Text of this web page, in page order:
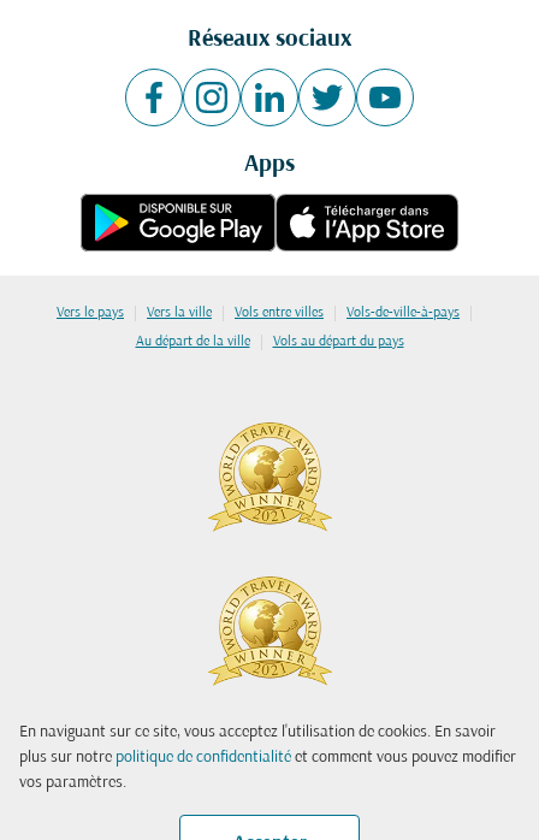
En naviguant sur ce site, vous acceptez l'utilisation de cookies. En savoir
plus sur notre politique de confidentialité et comment vous pouvez modifier
vos paramètres.
Réseaux sociaux
Apps
Vers le pays | Vers la ville | Vols entre villes | Vols-de-ville-à-pays |
Au départ de la ville | Vols au départ du pays